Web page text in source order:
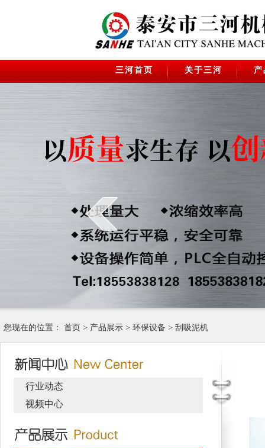
三河首页 关于三河
您现在的位置： 首页 > 产品展示 > 环保设备 > 刮吸泥机
行业动态
视频中心